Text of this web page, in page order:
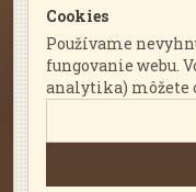
Cookies
Používame
fungovanie webu.
analytika) môžete
nájdete